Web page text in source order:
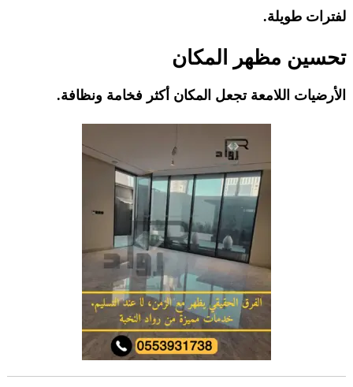
لفترات طويلة.
تحسين مظهر المكان
الأرضيات اللامعة تجعل المكان أكثر فخامة ونظافة.